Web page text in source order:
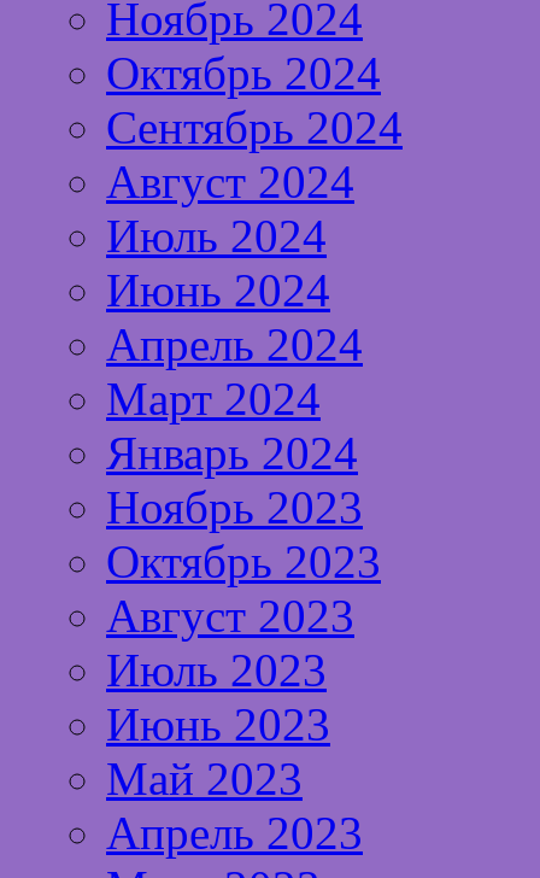
Ноябрь 2024
Октябрь 2024
Сентябрь 2024
Август 2024
Июль 2024
Июнь 2024
Апрель 2024
Март 2024
Январь 2024
Ноябрь 2023
Октябрь 2023
Август 2023
Июль 2023
Июнь 2023
Май 2023
Апрель 2023